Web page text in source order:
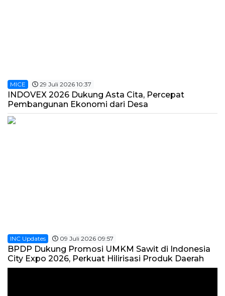
MICE 29 Juli 2026 10:37
INDOVEX 2026 Dukung Asta Cita, Percepat
Pembangunan Ekonomi dari Desa
INC Updates 09 Juli 2026 09:57
BPDP Dukung Promosi UMKM Sawit di Indonesia
City Expo 2026, Perkuat Hilirisasi Produk Daerah